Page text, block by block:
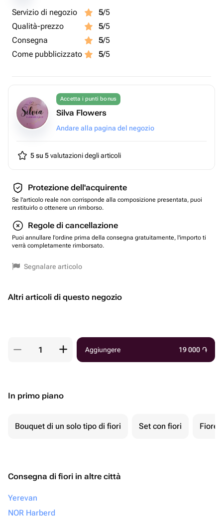
Servizio di negozio 5/5
Qualità-prezzo
5/5
Consegna
5/5
Come pubblicizzato
5/5
Accetta i punti bonus
Silva Flowers
Andare alla pagina del negozio
5 su 5valutazioni degli articoli
Protezione dell'acquirente
Se l'articolo reale non corrisponde alla composizione presentata, puoi
restituirlo o ottenere un rimborso.
Regole di cancellazione
Puoi annullare l'ordine prima della consegna gratuitamente, l'importo ti
verrà completamente rimborsato.
Segnalare articolo
Altri articoli di questo negozio
Aggiungere 19 000 ֏
In primo piano
Bouquet di un solo tipo di fiori Set con fiori Fiore
Consegna di fiori in altre città
Yerevan
NOR Harberd